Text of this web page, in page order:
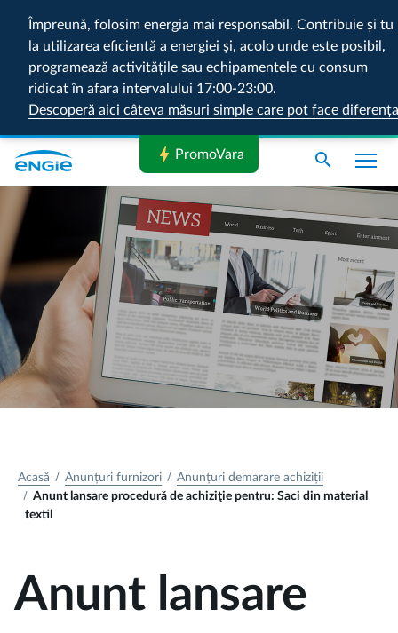
Împreună, folosim energia mai responsabil. Contribuie și tu
la utilizarea eficientă a energiei și, acolo unde este posibil,
programează activitățile sau echipamentele cu consum
ridicat în afara intervalului 17:00-23:00.
Descoperă aici câteva măsuri simple care pot face diferența
search
Acasă Anunțuri furnizori
Anunțuri demarare achiziții
Anunt lansare procedură de achiziţie pentru: Saci din material
textil
Anunt lansare
bolt PromoVara